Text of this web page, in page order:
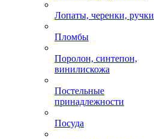
Лопаты, черенки, ручки
Пломбы
Поролон, синтепон,
винилискожа
Постельные
принадлежности
Посуда